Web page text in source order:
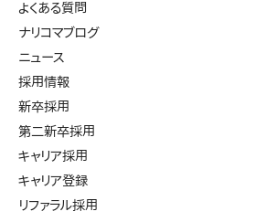
よくある質問
ナリコマブログ
ニュース
採用情報
新卒採用
第二新卒採用
キャリア採用
キャリア登録
リファラル採用